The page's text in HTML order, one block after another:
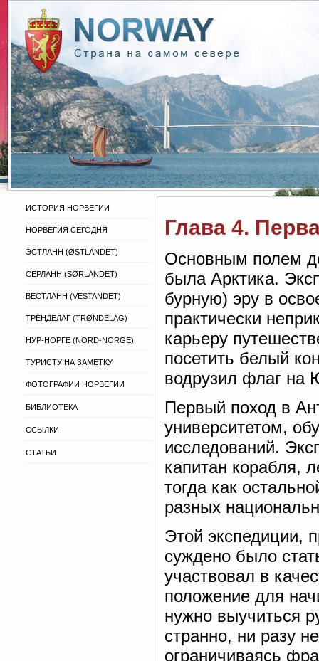
ИСТОРИЯ НОРВЕГИИ
НОРВЕГИЯ СЕГОДНЯ
ЭСТЛАНН (ØSTLANDET)
СЁРЛАНН (SØRLANDET)
ВЕСТЛАНН (VESTANDET)
ТРЁНДЕЛАГ (TRØNDELAG)
НУР-НОРГЕ (NORD-NORGE)
ТУРИСТУ НА ЗАМЕТКУ
ФОТОГРАФИИ НОРВЕГИИ
БИБЛИОТЕКА
ССЫЛКИ
СТАТЬИ
Глава 4.
Основным полем
была Арктика.
бурную) эру в
практически
карьеру
посетить белый
водрузил флаг
Первый поход в
университетом,
исследований.
капитан корабля,
тогда как
разных
Этой экспедиции,
суждено было
участвовал в
положение для
нужно выучиться
странно, ни разу
ограничиваясь